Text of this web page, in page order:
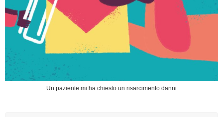
Un paziente mi ha chiesto un risarcimento danni